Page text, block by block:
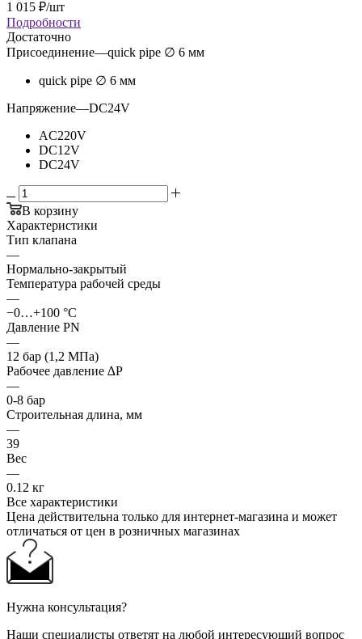
1 015 ₽/шт
Подробности
Достаточно
Присоединение—quick pipe ∅ 6 мм
quick pipe ∅ 6 мм
Напряжение—DC24V
AC220V
DC12V
DC24V
В корзину
Характеристики
Тип клапана
—
Нормально-закрытый
Температура рабочей среды
—
−0…+100 °С
Давление PN
—
12 бар (1,2 МПа)
Рабочее давление ∆P
—
0-8 бар
Строительная длина, мм
—
39
Вес
—
0.12 кг
Все характеристики
Цена действительна только для интернет-магазина и может
отличаться от цен в розничных магазинах
Нужна консультация?
Наши специалисты ответят на любой интересующий вопрос